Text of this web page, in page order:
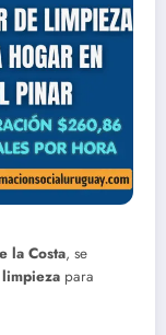
la Costa, se
para